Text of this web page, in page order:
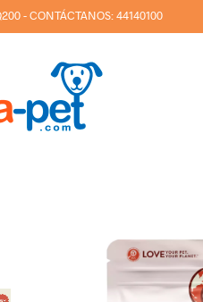
- CONTÁCTANOS:44140100